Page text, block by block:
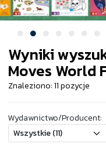
Wyniki
Moves World
Znaleziono: 11 pozycje
Wydawnictwo/Producent: